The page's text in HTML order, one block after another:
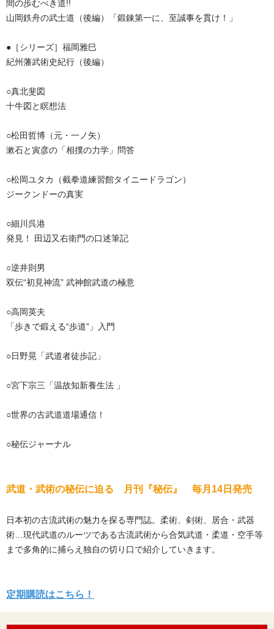
間の歩むべき道!!
山岡鉄舟の武士道（後編）「鍛錬第一に、至誠事を貫け！」
●［シリーズ］福岡雅巳
紀州藩武術史紀行（後編）
○真北斐図
十牛図と瞑想法
○松田哲博（元・一ノ矢）
漱石と寅彦の「相撲の力学」問答
○松岡ユタカ（截拳道練習館タイニードラゴン）
ジークンドーの真実
○細川呉港
発見！ 田辺又右衛門の口述筆記
○逆井則男
双伝“初見神流” 武神館武道の極意
○高岡英夫
「歩きで鍛える“歩道”」入門
○日野晃「武道者徒歩記」
○宮下宗三「温故知新養生法 」
○世界の古武道道場通信！
○秘伝ジャーナル
武道・武術の秘伝に迫る 月刊『秘伝』 毎月14日発売
日本初の古流武術の魅力を探る専門誌。柔術、剣術、居合・武器
術…現代武道のルーツである古流武術から合気武道・柔道・空手等
まで多角的に捕らえ独自の切り口で紹介していきます。
定期購読はこちら！